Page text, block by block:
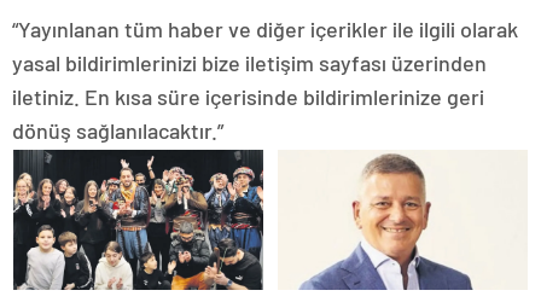
“Yayınlanan tüm haber ve diğer içerikler ile ilgili olarak
yasal bildirimlerinizi bize iletişim sayfası üzerinden
iletiniz. En kısa süre içerisinde bildirimlerinize geri
dönüş sağlanılacaktır.”